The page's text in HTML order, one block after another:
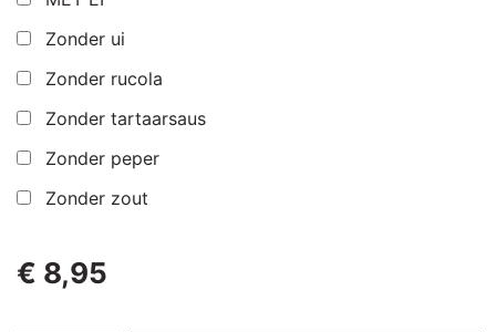
Zonder ui
Zonder rucola
Zonder tartaarsaus
Zonder peper
Zonder zout
€ 8,95